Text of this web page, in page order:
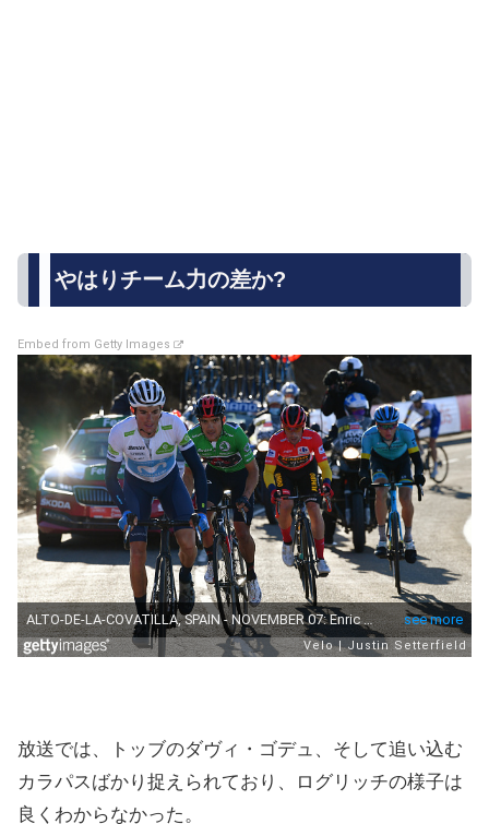
やはりチーム力の差か?
Embed from Getty Images
放送では、トッブのダヴィ・ゴデュ、そして追い込む
カラパスばかり捉えられており、ログリッチの様子は
良くわからなかった。